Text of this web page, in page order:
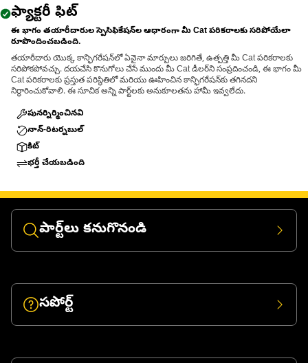
equipment, for servicing where high torque and accurate fit
are required for disassembly and reassembly.
ఫ్యాక్టరీ ఫిట్
ఈ భాగం తయారీదారుల స్పెసిఫికేషన్‌ల ఆధారంగా మీ Cat పరికరాలకు సరిపోయేలా
రూపొందించబడింది.
తయారీదారు యొక్క కాన్ఫిగరేషన్‌లో ఏవైనా మార్పులు జరిగితే, ఉత్పత్తి మీ Cat పరికరాలకు
సరిపోకపోవచ్చు. దయచేసి కొనుగోలు చేసే ముందు మీ Cat డీలర్‌ని సంప్రదించండి, ఈ భాగం మీ
Cat పరికరాలకు ప్రస్తుత పరిస్థితిలో మరియు ఊహించిన కాన్ఫిగరేషన్‌కు తగినదని
నిర్ధారించుకోవాలి. ఈ సూచిక అన్ని పార్ట్‌లకు అనుకూలతను హామీ ఇవ్వలేదు.
పునర్నిర్మించినవి
నాన్-రిటర్నబుల్
కిట్
భర్తీ చేయబడింది
పార్ట్‌లు కనుగొనండి
సపోర్ట్